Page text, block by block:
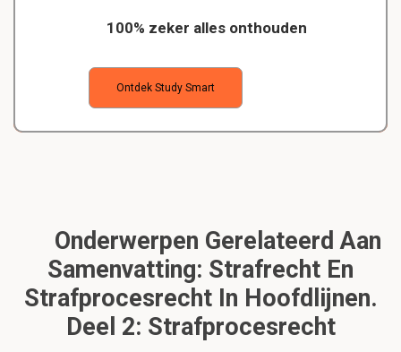
100% zeker alles onthouden
Ontdek Study Smart
Onderwerpen Gerelateerd Aan
Samenvatting: Strafrecht En
Strafprocesrecht In Hoofdlijnen.
Deel 2: Strafprocesrecht